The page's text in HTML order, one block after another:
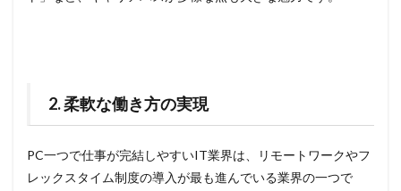
2. 柔軟な働き方の実現
PC一つで仕事が完結しやすいIT業界は、リモートワークやフ
レックスタイム制度の導入が最も進んでいる業界の一つで